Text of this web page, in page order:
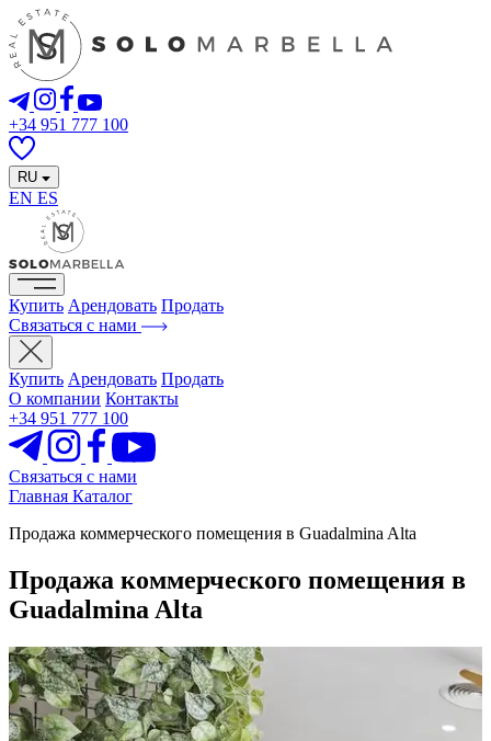
+34 951 777 100
RU
EN ES
Купить Арендовать Продать
Связаться с нами
Купить Арендовать Продать
О компании Контакты
+34 951 777 100
Связаться с нами
Главная Каталог
Продажа коммерческого помещения в Guadalmina Alta
Продажа коммерческого помещения в
Guadalmina Alta